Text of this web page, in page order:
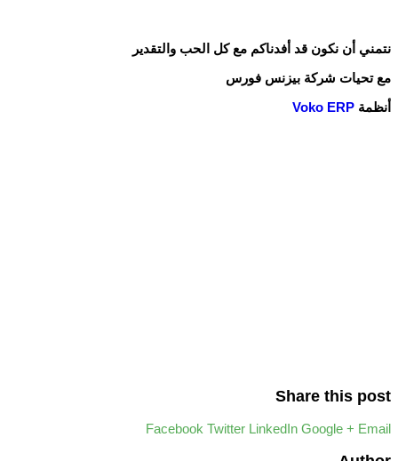
نتمني أن نكون قد أفدناكم مع كل الحب والتقدير
مع تحيات شركة بيزنس فورس
أنظمة
Share this post
Facebook Twitter LinkedIn Google + Email